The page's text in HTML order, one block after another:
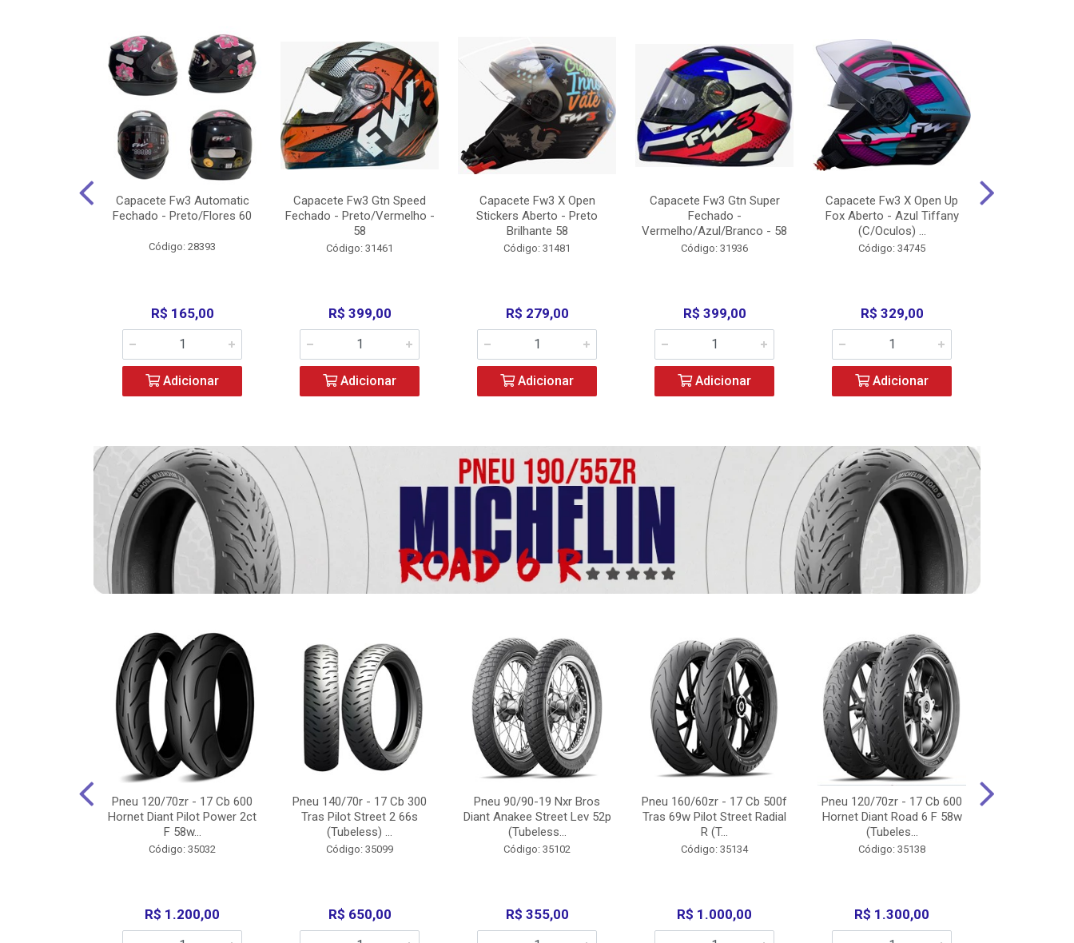
Capacete Fw3 Automatic
Fechado - Preto/Flores 60
Código: 28393
R$ 165,00
Adicionar
Capacete Fw3 Gtn Speed
Fechado - Preto/Vermelho -
58
Código: 31461
R$ 399,00
Adicionar
Capacete Fw3 X Open
Stickers Aberto - Preto
Brilhante 58
Código: 31481
R$ 279,00
Adicionar
Capacete Fw3 Gtn Super
Fechado -
Vermelho/Azul/Branco - 58
Código: 31936
R$ 399,00
Adicionar
Capacete Fw3 X Open Up
Fox Aberto - Azul Tiffany
(C/Oculos) ...
Código: 34745
R$ 329,00
Adicionar
Pneu 120/70zr - 17 Cb 600
Hornet Diant Pilot Power 2ct
F 58w...
Código: 35032
R$ 1.200,00
Pneu 140/70r - 17 Cb 300
Tras Pilot Street 2 66s
(Tubeless) ...
Código: 35099
R$ 650,00
Pneu 90/90-19 Nxr Bros
Diant Anakee Street Lev 52p
(Tubeless...
Código: 35102
R$ 355,00
Pneu 160/60zr - 17 Cb 500f
Tras 69w Pilot Street Radial
R (T...
Código: 35134
R$ 1.000,00
Pneu 120/70zr - 17 Cb 600
Hornet Diant Road 6 F 58w
(Tubeles...
Código: 35138
R$ 1.300,00